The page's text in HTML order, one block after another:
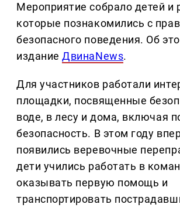
Мероприятие собрало детей и
которые познакомились с
безопасного поведения. Об
изданиеДвинаNews.
Для участников работали
площадки, посвященные
воде, в лесу и дома, включая
безопасность. В этом году
появились веревочные
дети учились работать в
оказывать первую помощь и
транспортировать